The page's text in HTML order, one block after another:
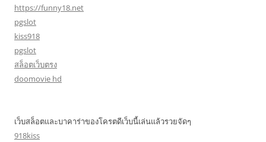
https://funny18.net
pgslot
kiss918
pgslot
สล็อตเว็บตรง
doomovie hd
เว็บสล็อตและบาคาร่าของโครตดีเว็บนี้เล่นแล้วรวยจัดๆ
918kiss